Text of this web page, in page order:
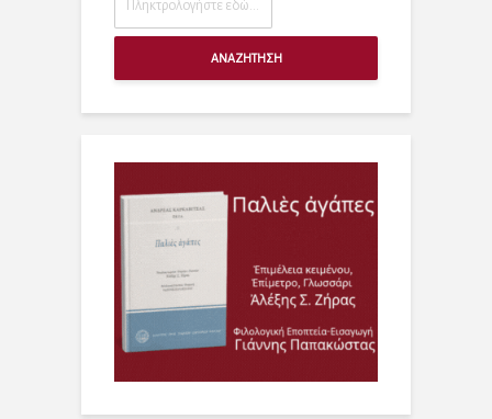
ΑΝΑΖΗΤΗΣΗ